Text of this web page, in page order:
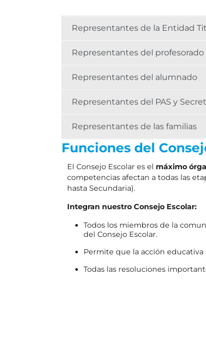
Representantes de la Entidad
Representantes del profesorado
Representantes del alumnado
Representantes del PAS y
Representantes de las familias
Funciones del
El Consejo Escolar es el máximo
competencias afectan a todas las
hasta Secundaria).
Integran nuestro Consejo Escolar:
Todos los miembros de la
del Consejo Escolar.
Permite que la acción educativa
Todas las resoluciones